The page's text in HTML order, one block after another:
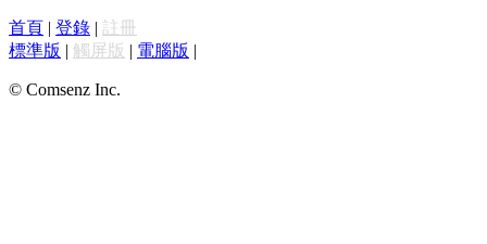
首頁 | 登錄 | 註冊
標準版 | 觸屏版 | 電腦版 |
© Comsenz Inc.